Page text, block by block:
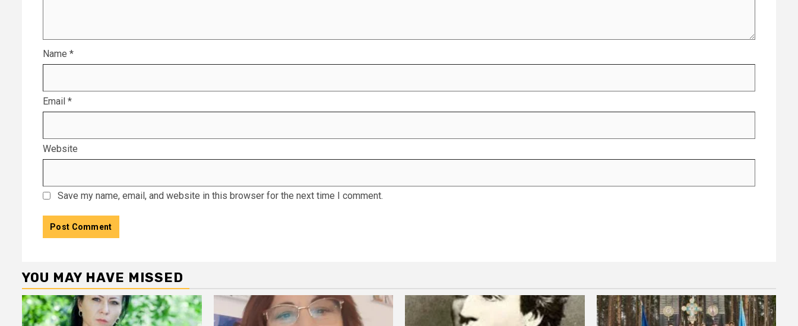
Name *
Email *
Website
Save my name, email, and website in this browser for the next time I comment.
YOU MAY HAVE MISSED